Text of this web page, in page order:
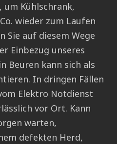
um Kühlschrank,
wieder zum Laufen
Sie auf diesem Wege
Einbezug unseres
Beuren kann sich als
In dringen Fällen
Elektro Notdienst
vor Ort. Kann
warten,
defekten Herd,